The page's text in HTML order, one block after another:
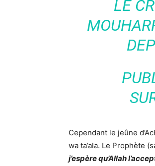
LE
Cependant le jeûne
wa ta’ala. Le Prophète
j’espère qu’Allah